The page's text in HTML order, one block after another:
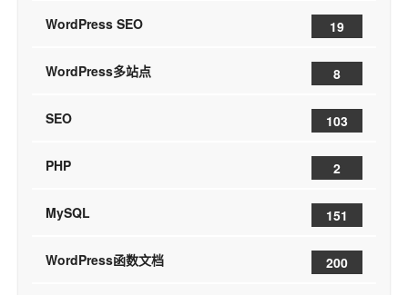
WordPress SEO 19
WordPress多站点 8
SEO 103
PHP 2
MySQL 151
WordPress函数文档 200